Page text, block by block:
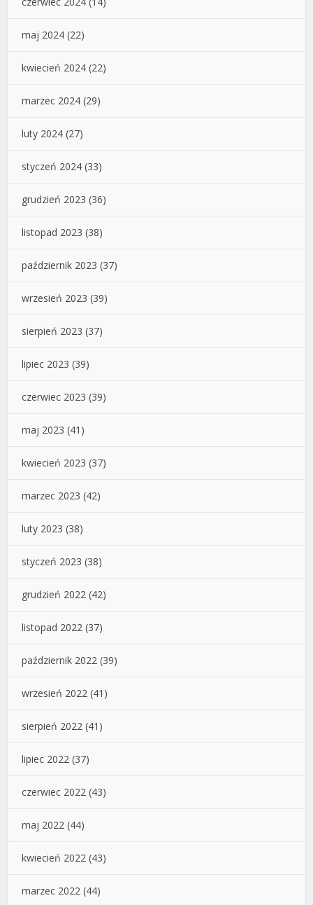
maj 2024 (22)
kwiecień 2024 (22)
marzec 2024 (29)
luty 2024 (27)
styczeń 2024 (33)
grudzień 2023 (36)
listopad 2023 (38)
październik 2023 (37)
wrzesień 2023 (39)
sierpień 2023 (37)
lipiec 2023 (39)
czerwiec 2023 (39)
maj 2023 (41)
kwiecień 2023 (37)
marzec 2023 (42)
luty 2023 (38)
styczeń 2023 (38)
grudzień 2022 (42)
listopad 2022 (37)
październik 2022 (39)
wrzesień 2022 (41)
sierpień 2022 (41)
lipiec 2022 (37)
czerwiec 2022 (43)
maj 2022 (44)
kwiecień 2022 (43)
marzec 2022 (44)